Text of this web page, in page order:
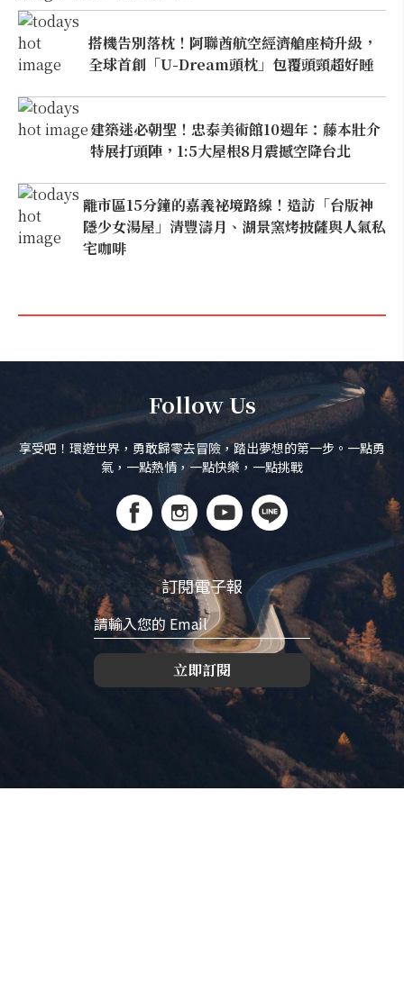
搭機告別落枕！阿聯酋航空經濟艙座椅升級，
全球首創「U-Dream頭枕」包覆頭頸超好睡
建築迷必朝聖！忠泰美術館10週年：藤本壯介
特展打頭陣，1:5大屋根8月震撼空降台北
離市區15分鐘的嘉義祕境路線！造訪「台版神
隱少女湯屋」清豐濤月、湖景窯烤披薩與人氣私
宅咖啡
Follow Us
享受吧！環遊世界，勇敢歸零去冒險，踏出夢想的第一步。一點勇
氣，一點熱情，一點快樂，一點挑戰
訂閱電子報
立即訂閱